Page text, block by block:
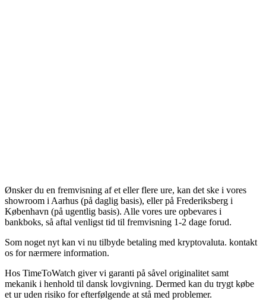
Ønsker du en fremvisning af et eller flere ure, kan det ske i vores
showroom i Aarhus (på daglig basis), eller på Frederiksberg i
København (på ugentlig basis). Alle vores ure opbevares i
bankboks, så aftal venligst tid til fremvisning 1-2 dage forud.
Som noget nyt kan vi nu tilbyde betaling med kryptovaluta. kontakt
os for nærmere information.
Hos TimeToWatch giver vi garanti på såvel originalitet samt
mekanik i henhold til dansk lovgivning. Dermed kan du trygt købe
et ur uden risiko for efterfølgende at stå med problemer.